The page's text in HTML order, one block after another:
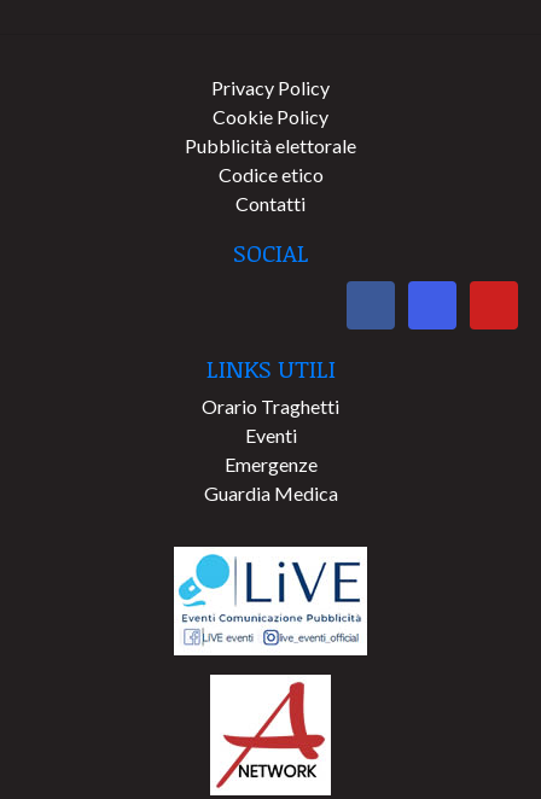
Privacy Policy
Cookie Policy
Pubblicità elettorale
Codice etico
Contatti
SOCIAL
LINKS UTILI
Orario Traghetti
Eventi
Emergenze
Guardia Medica